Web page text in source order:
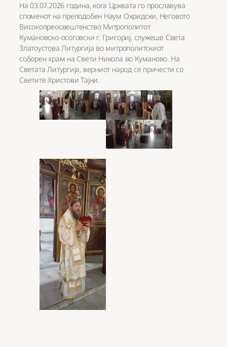
На 03.07.2026 година, кога Црквата го прославува
споменот на преподобен Наум Охридски, Неговото
Високопреосвештенство Митрополитот
Кумановско-осоговски г. Григориј, служеше Света
Златоустова Литургија во митрополитскиот
соборен храм на Свети Никола во Куманово. На
Светата Литургија, верниот народ се причести со
Светите Христови Тајни.